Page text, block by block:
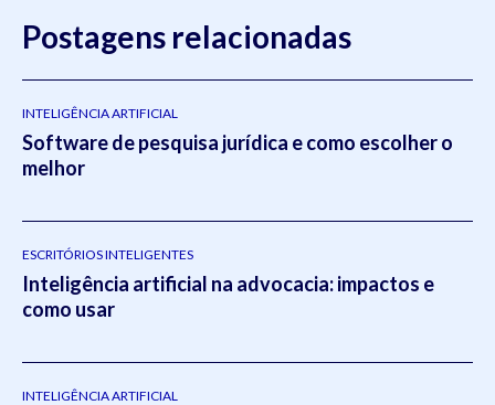
Postagens relacionadas
INTELIGÊNCIA ARTIFICIAL
Software de pesquisa jurídica e como escolher o
melhor
ESCRITÓRIOS INTELIGENTES
Inteligência artificial na advocacia: impactos e
como usar
INTELIGÊNCIA ARTIFICIAL